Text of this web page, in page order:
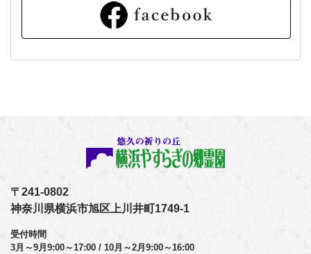
〒241-0802
神奈川県横浜市旭区上川井町1749-1
受付時間
3月～9月9:00～17:00 / 10月～2月9:00～16:00